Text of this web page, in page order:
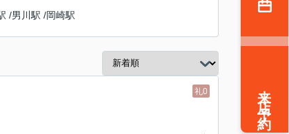
/男川駅 /岡崎駅
礼0 来店予約